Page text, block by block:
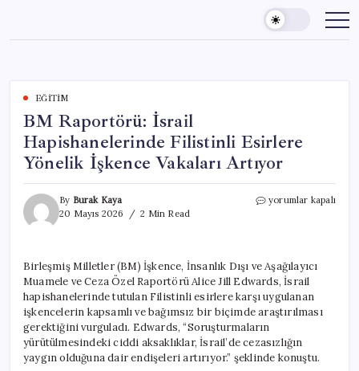
content
EĞITIM
BM Raportörü: İsrail
Hapishanelerinde Filistinli Esirlere
Yönelik İşkence Vakaları Artıyor
By Burak Kaya
20 Mayıs 2026
2 Min Read
BM
Esirlere
Yönelik
İşkence
Vakaları
Artıyor
için
yorumlar kapalı
Birleşmiş Milletler (BM) İşkence, İnsanlık Dışı ve Aşağılayıcı
Muamele ve Ceza Özel Raportörü Alice Jill Edwards, İsrail
hapishanelerinde tutulan Filistinli esirlere karşı uygulanan
işkencelerin kapsamlı ve bağımsız bir biçimde araştırılması
gerektiğini vurguladı. Edwards, “Soruşturmaların
yürütülmesindeki ciddi aksaklıklar, İsrail’de cezasızlığın
yaygın olduğuna dair endişeleri artırıyor.” şeklinde konuştu.